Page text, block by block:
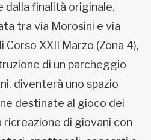
finalità originale.
tra via Morosini e via
Corso XXII Marzo (Zona 4),
di un parcheggio
diventerà uno spazio
destinate al gioco dei
ricreazione di giovani con